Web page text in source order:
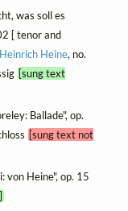
was soll es
[ tenor and
Heine, no.
[sung text
Ballade", op.
[sung text not
Heine", op. 15